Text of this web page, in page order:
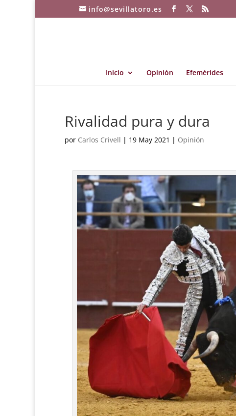
info@sevillatoro.es
Inicio Opinión Efemérides
Rivalidad pura y dura
por Carlos Crivell | 19 May 2021 | Opinión